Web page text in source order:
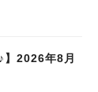
】2026年8月